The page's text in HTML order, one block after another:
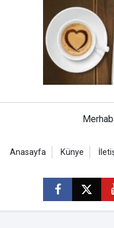
Anasayfa Künye